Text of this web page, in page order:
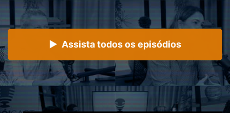
▶ Assista todos os episódios